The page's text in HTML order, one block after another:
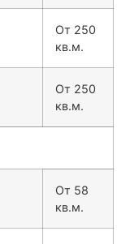
От 250
кв.м.
От 250
кв.м.
От 58
кв.м.